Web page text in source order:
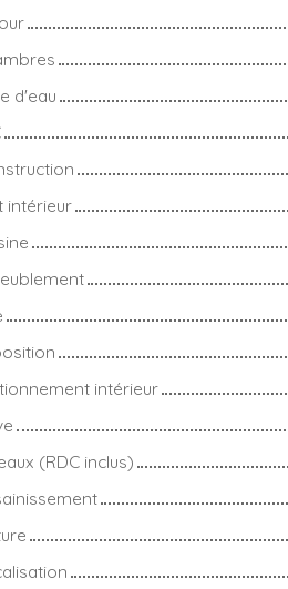
d'eau
intérieur
intérieur
(RDC inclus)